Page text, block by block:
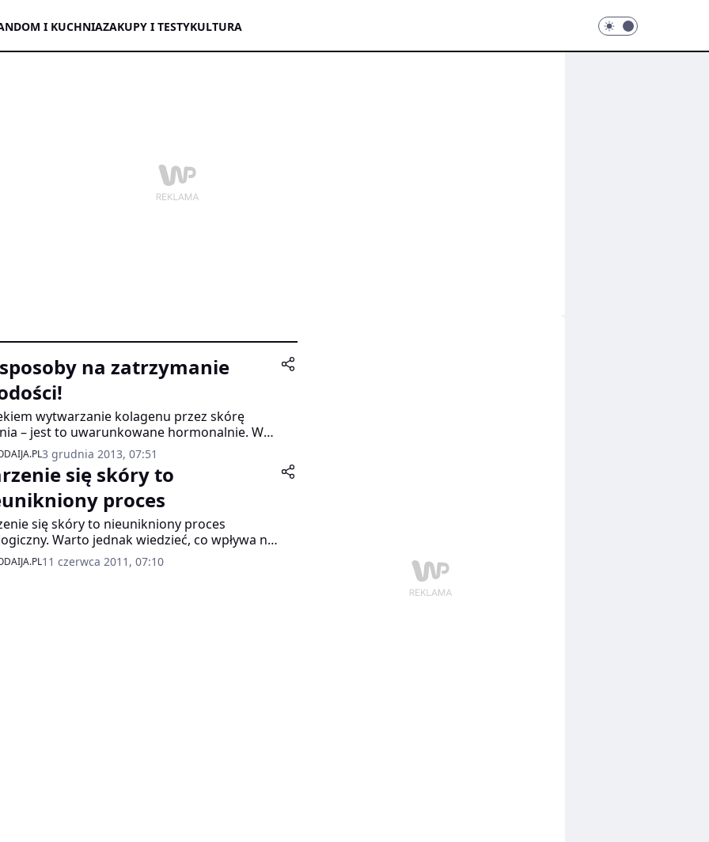
DOM I KUCHNIAZAKUPY I TESTYKULTURA
na zatrzymanie
wytwarzanie kolagenu przez skórę
– jest to uwarunkowane hormonalnie. W
tego białka zaangażowane są między
hormony tarczycy, hormony wzrostu i
Począwszy od 25. roku życia skóra traci
1 proc. kolagenu. Po 60. roku życia
białka ustaje prawie całkowicie, na czym
te narządy, które zawierają najwięcej
czyli skóra, stawy, oczy i kości.
3 grudnia 2013, 07:51
się skóry to
proces
się skóry to nieunikniony proces
Warto jednak wiedzieć, co wpływa na
się skóry i jakie czynniki przyspieszają
czego unikać, aby jak najbardziej
11 czerwca 2011, 07:10